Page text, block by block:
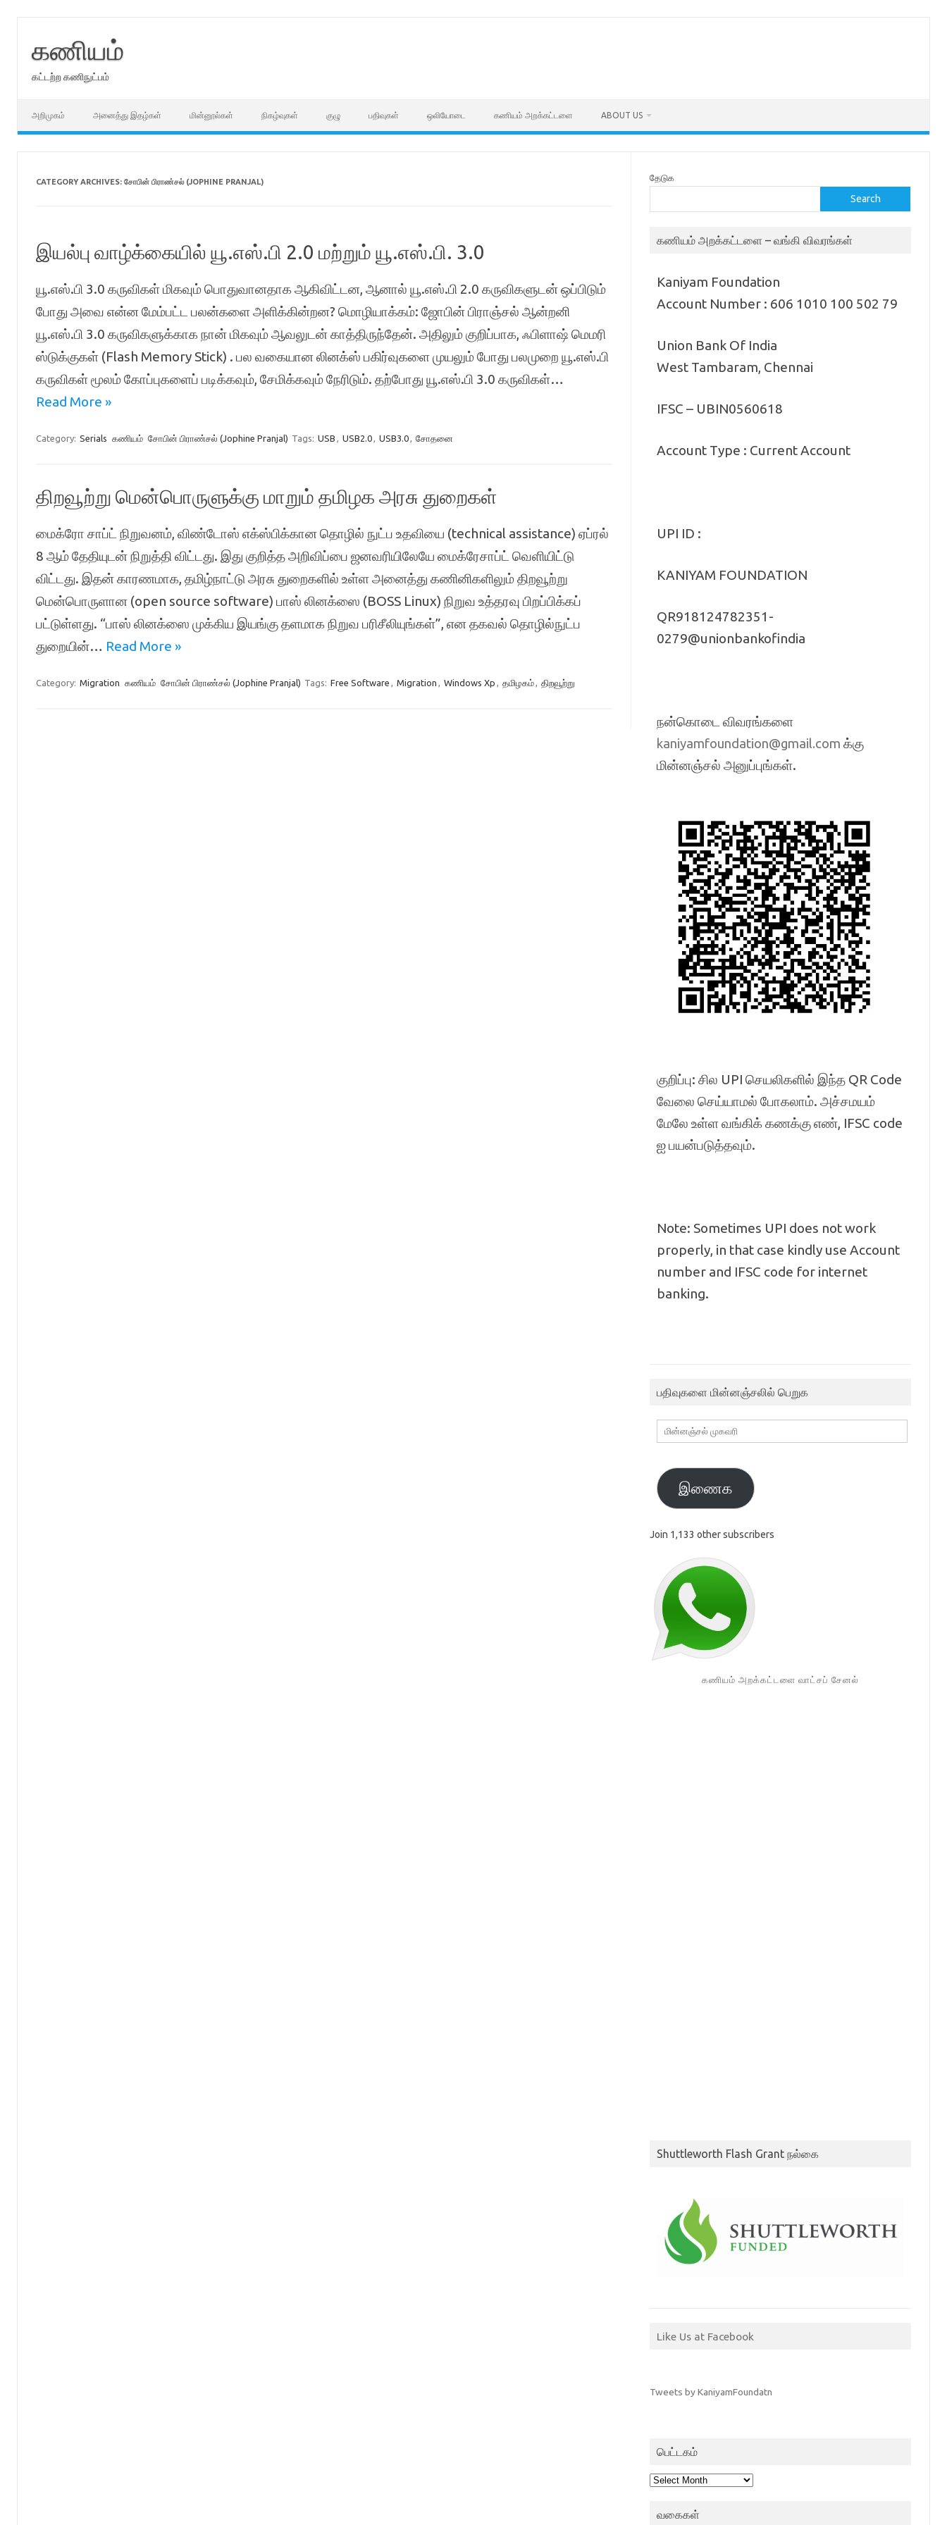
கணியம்
கட்டற்ற கணிநுட்பம்
அறிமுகம் அனைத்து இதழ்கள் மின்னூல்கள் நிகழ்வுகள் குழு பதிவுகள் ஒலியோடை கணியம் அறக்கட்டளை ABOUT US
CATEGORY ARCHIVES: சோபின் பிராண்சல் (JOPHINE PRANJAL)
இயல்பு வாழ்க்கையில் யூ.எஸ்.பி 2.0 மற்றும் யூ.எஸ்.பி. 3.0
யூ.எஸ்.பி 3.0 கருவிகள் மிகவும் பொதுவானதாக ஆகிவிட்டன, ஆனால் யூ.எஸ்.பி 2.0 கருவிகளுடன் ஒப்பிடும்
போது அவை என்ன மேம்பட்ட பலன்களை அளிக்கின்றன? மொழியாக்கம்: ஜோபின் பிராஞ்சல் ஆன்றனி
யூ.எஸ்.பி 3.0 கருவிகளுக்காக நான் மிகவும் ஆவலுடன் காத்திருந்தேன். அதிலும் குறிப்பாக, ஃபிளாஷ் மெமரி
ஸ்டுக்குகள் (Flash Memory Stick) . பல வகையான லினக்ஸ் பகிர்வுகளை முயலும் போது பலமுறை யூ.எஸ்.பி
கருவிகள் மூலம் கோப்புகளைப் படிக்கவும், சேமிக்கவும் நேரிடும். தற்போது யூ.எஸ்.பி 3.0 கருவிகள்…
Read More »
Category: Serials கணியம் சோபின் பிராண்சல் (Jophine Pranjal) Tags: USB , USB2.0, USB3.0, சோதனை
திறவூற்று மென்பொருளுக்கு மாறும் தமிழக அரசு துறைகள்
மைக்ரோ சாப்ட் நிறுவனம், விண்டோஸ் எக்ஸ்பிக்கான தொழில் நுட்ப உதவியை (technical assistance) ஏப்ரல்
8 ஆம் தேதியுடன் நிறுத்தி விட்டது. இது குறித்த அறிவிப்பை ஜனவரியிலேயே மைக்ரேசாப்ட் வெளியிட்டு
விட்டது. இதன் காரணமாக, தமிழ்நாட்டு அரசு துறைகளில் உள்ள அனைத்து கணினிகளிலும் திறவூற்று
மென்பொருளான (open source software) பாஸ் லினக்ஸை (BOSS Linux) நிறுவ உத்தரவு பிறப்பிக்கப்
பட்டுள்ளது. “பாஸ் லினக்ஸை முக்கிய இயங்கு தளமாக நிறுவ பரிசீலியுங்கள்”, என தகவல் தொழில்நுட்ப
துறையின்… Read More »
Category: Migration கணியம் சோபின் பிராண்சல் (Jophine Pranjal) Tags: Free Software , Migration , Windows Xp , தமிழகம், திறவூற்று
தேடுக
Search
கணியம் அறக்கட்டளை – வங்கி விவரங்கள்
Kaniyam Foundation
Account Number : 606 1010 100 502 79
Union Bank Of India
West Tambaram, Chennai
IFSC – UBIN0560618
Account Type : Current Account
UPI ID :
KANIYAM FOUNDATION
QR918124782351-
0279@unionbankofindia
நன்கொடை விவரங்களை
kaniyamfoundation@gmail.com க்கு
மின்னஞ்சல் அனுப்புங்கள்.
குறிப்பு: சில UPI செயலிகளில் இந்த QR Code
வேலை செய்யாமல் போகலாம். அச்சமயம்
மேலே உள்ள வங்கிக் கணக்கு எண், IFSC code
ஐ பயன்படுத்தவும்.
Note: Sometimes UPI does not work
properly, in that case kindly use Account
number and IFSC code for internet
banking.
பதிவுகளை மின்னஞ்சலில் பெறுக
மின்னஞ்சல்
முகவரி
இணைக
Join 1,133 other subscribers
கணியம் அறக்கட்டளை வாட்சப் சேனல்
Shuttleworth Flash Grant நல்கை
Like Us at Facebook
Tweets by KaniyamFoundatn
பெட்டகம்
பெட்டகம்
வகைகள்